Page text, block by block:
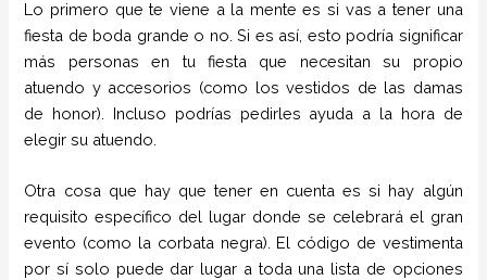
Lo primero que te viene a la mente es si vas a tener una
fiesta de boda grande o no. Si es así, esto podría significar
más personas en tu fiesta que necesitan su propio
atuendo y accesorios (como los vestidos de las damas
de honor). Incluso podrías pedirles ayuda a la hora de
elegir su atuendo.
Otra cosa que hay que tener en cuenta es si hay algún
requisito específico del lugar donde se celebrará el gran
evento (como la corbata negra). El código de vestimenta
por sí solo puede dar lugar a toda una lista de opciones